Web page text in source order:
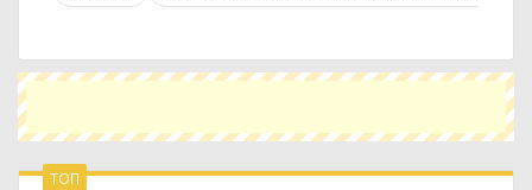
Чтобы купить Окситоцин-МЭЗ в ближайшей
аптеке, укажите свой город и сравните
и выбрать оптимальный вариант по цене и
наличию.
топ